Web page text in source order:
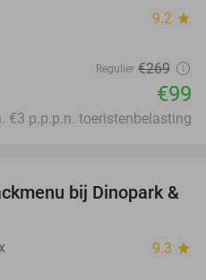
9.2 star
Regulier €269
€99
€3 p.p.p.n. toeristenbelasting
22%
bij Dinopark &
9.3 star